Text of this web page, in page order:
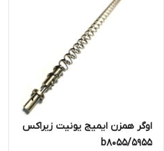
اوگر همزن ایمیج یونیت زیراکس
۵۹۵۵/b8055